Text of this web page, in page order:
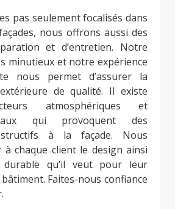
pas seulement focalisés dans
nous offrons aussi des
et d’entretien. Notre
minutieux et notre expérience
nous permet d’assurer la
de qualité. Il existe
atmosphériques et
qui provoquent des
à la façade. Nous
chaque client le design ainsi
qu’il veut pour leur
Faites-nous confiance